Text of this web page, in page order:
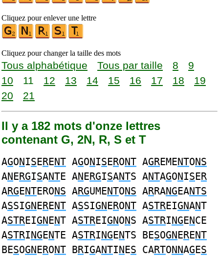
Cliquez pour enlever une lettre
Cliquez pour changer la taille des mots
Tous alphabétique Tous par taille 8
9
10
11 12 13 14 15 16 17 18
19
20
21
Il y a 182 mots d'onze lettres
contenant G, 2N, R, S et T
AGONISERENT AGONISERONT AGREMENTONS
ANERGISANTE ANERGISANTS ANTAGONISER
ARGENTERONS ARGUMENTONS ARRANGEANTS
ASSIGNERENT ASSIGNERONT ASTREIGNANT
ASTREIGNENT ASTREIGNONS ASTRINGENCE
ASTRINGENTE ASTRINGENTS BESOGNERENT
BESOGNERONT BRIGANTINES CARTONNAGES